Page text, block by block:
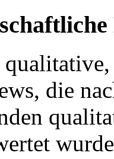
die